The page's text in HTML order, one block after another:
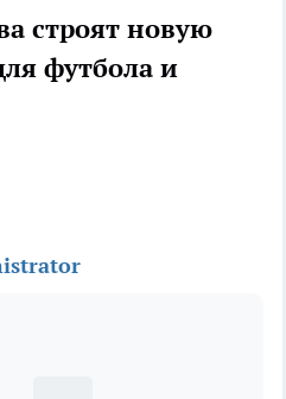
строят новую
футбола и